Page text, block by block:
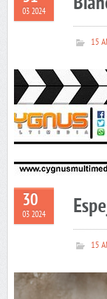
03 2024
15
30
03 2024
15